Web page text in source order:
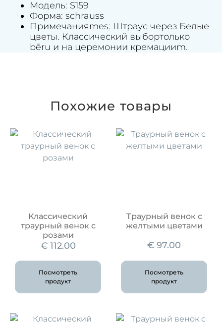
Модель: S159
Форма: schrauss
Примечанияmes: Штраус через Белые
цветы. Классический выбортолько
bēru и на церемонии кремацииm.
Похожие товары
Классический
траурный венок с
розами
€112.00
Посмотреть
продукт
Траурный венок с
желтыми цветами
€ 97.00
Посмотреть
продукт